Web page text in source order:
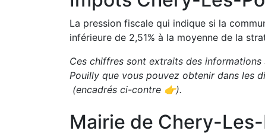
La pression fiscale qui indique si la
inférieure de 2,51% à la moyenne de la
Ces chiffres sont extraits des
Pouilly que vous pouvez obtenir dans les
(encadrés ci-contre 👉).
Mairie de Chery-